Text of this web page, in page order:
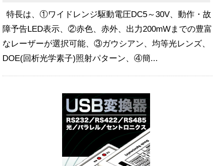
特長は、①ワイドレンジ駆動電圧DC5～30V、動作・故
障予告LED表示、②赤色、赤外、出力200mWまでの豊富
なレーザーが選択可能、③ガウシアン、均等光レンズ、
DOE(回析光学素子)照射パターン、④簡...